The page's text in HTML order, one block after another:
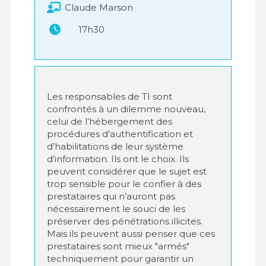
Claude Marson
17h30
Les responsables de TI sont
confrontés à un dilemme nouveau,
celui de l’hébergement des
procédures d’authentification et
d’habilitations de leur système
d’information. Ils ont le choix. Ils
peuvent considérer que le sujet est
trop sensible pour le confier à des
prestataires qui n’auront pas
nécessairement le souci de les
préserver des pénétrations illicites.
Mais ils peuvent aussi penser que ces
prestataires sont mieux "armés"
techniquement pour garantir un